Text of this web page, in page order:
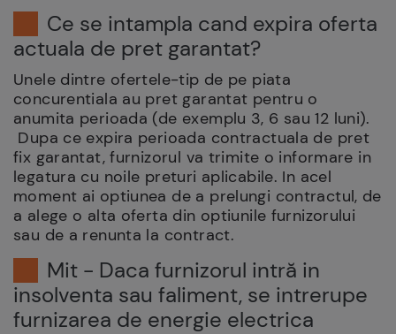
Ce se intampla cand expira oferta
actuala de pret garantat?
Unele dintre ofertele-tip de pe piata
concurentiala au pret garantat pentru o
anumita perioada (de exemplu 3, 6 sau 12 luni).
Dupa ce expira perioada contractuala de pret
fix garantat, furnizorul va trimite o informare in
legatura cu noile preturi aplicabile. In acel
moment ai optiunea de a prelungi contractul, de
a alege o alta oferta din optiunile furnizorului
sau de a renunta la contract.
Mit - Daca furnizorul intră in
insolventa sau faliment, se intrerupe
furnizarea de energie electrica